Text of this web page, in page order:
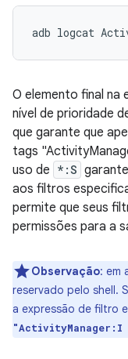
O elemento final na
nível de prioridade
que garante que
tags
uso de *:S
aos filtros
permite que seus
permissões para a
Observação: em
reservado pelo shell.
a expressão de filtro
"ActivityManager:I